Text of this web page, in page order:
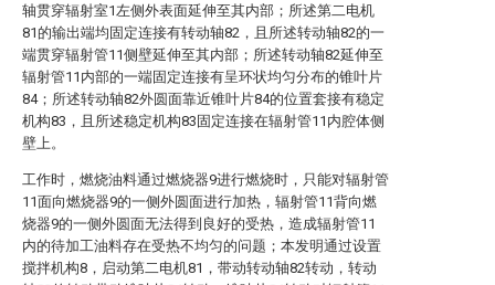
轴贯穿辐射室1左侧外表面延伸至其内部；所述第二电机
81的输出端均固定连接有转动轴82，且所述转动轴82的一
端贯穿辐射管11侧壁延伸至其内部；所述转动轴82延伸至
辐射管11内部的一端固定连接有呈环状均匀分布的锥叶片
84；所述转动轴82外圆面靠近锥叶片84的位置套接有稳定
机构83，且所述稳定机构83固定连接在辐射管11内腔体侧
壁上。
工作时，燃烧油料通过燃烧器9进行燃烧时，只能对辐射管
11面向燃烧器9的一侧外圆面进行加热，辐射管11背向燃
烧器9的一侧外圆面无法得到良好的受热，造成辐射管11
内的待加工油料存在受热不均匀的问题；本发明通过设置
搅拌机构8，启动第二电机81，带动转动轴82转动，转动